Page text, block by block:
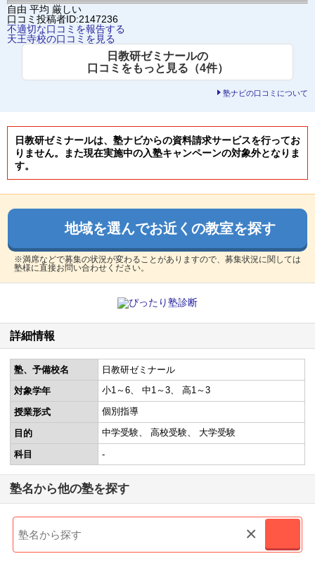
自由 平均 厳しい
口コミ投稿者ID:2147236
不適切な口コミを報告する
天王寺校の口コミを見る
日教研ゼミナールの
口コミをもっと見る（4件）
塾ナビの口コミについて
日教研ゼミナールは、塾ナビからの資料請求サービスを行ってお
りません。また現在実施中の入塾キャンペーンの対象外となりま
す。
地域を選んでお近くの教室を探す
※満席などで募集の状況が変わることがありますので、募集状況に関しては
塾様に直接お問い合わせください。
詳細情報
塾、予備校名
日教研ゼミナール
対象学年
小1～6 中1～3 高1～3
授業形式 個別指導
目的 中学受験 高校受験 大学受験
科目 -
塾名から他の塾を探す
×